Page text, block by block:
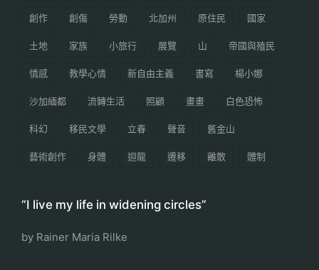
創作 創傷 勞動 北加州 原住民 國家
土地 家族 小旅行 展覽 山 帝國與殖民
情感 教學心情 新自由主義 書寫 楊小娜
沙加緬都 流轉生活 照顧 畫畫 白色恐怖
科幻 移民文學 立春 聲音 舊金山
藝術創作 身體 迴龍 遷移 離散 體制
“I live my life in widening circles”
by Rainer Maria Rilke